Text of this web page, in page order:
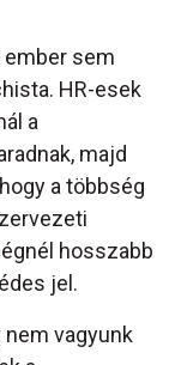
ember sem
HR-esek
a
majd
a többség
hosszabb
jel.
nem vagyunk